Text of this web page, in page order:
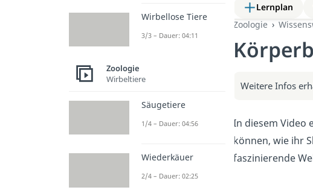
Lernplan
Zoologie
Weitere Infos
In diesem Video
können, wie ihr
faszinierende
Wirbellose Tiere
3/3 – Dauer: 04:11
Zoologie
Wirbeltiere
Säugetiere
1/4 – Dauer: 04:56
Wiederkäuer
2/4 – Dauer: 02:25